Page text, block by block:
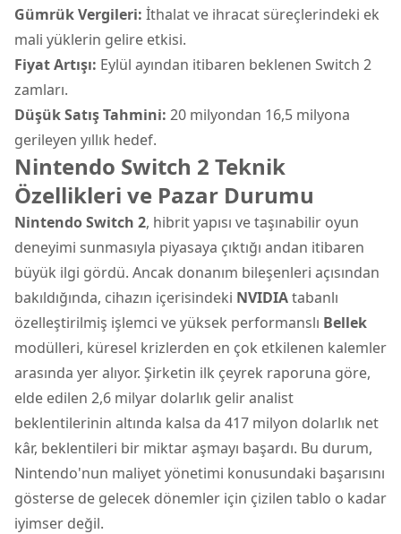
Gümrük Vergileri: İthalat ve ihracat süreçlerindeki ek
mali yüklerin gelire etkisi.
Fiyat Artışı: Eylül ayından itibaren beklenen Switch 2
zamları.
Düşük Satış Tahmini: 20 milyondan 16,5 milyona
gerileyen yıllık hedef.
Nintendo Switch 2 Teknik
Özellikleri ve Pazar Durumu
Nintendo Switch 2, hibrit yapısı ve taşınabilir oyun
deneyimi sunmasıyla piyasaya çıktığı andan itibaren
büyük ilgi gördü. Ancak donanım bileşenleri açısından
bakıldığında, cihazın içerisindeki NVIDIAtabanlı
özelleştirilmiş işlemci ve yüksek performanslı Bellek
modülleri, küresel krizlerden en çok etkilenen kalemler
arasında yer alıyor. Şirketin ilk çeyrek raporuna göre,
elde edilen 2,6 milyar dolarlık gelir analist
beklentilerinin altında kalsa da 417 milyon dolarlık net
kâr, beklentileri bir miktar aşmayı başardı. Bu durum,
Nintendo'nun maliyet yönetimi konusundaki başarısını
gösterse de gelecek dönemler için çizilen tablo o kadar
iyimser değil.